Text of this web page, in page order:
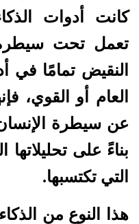
كانت أدوات
تعمل تحت سيطرة
النقيض تمامًا في
العام أو القوي،
عن سيطرة الإنسان،
بناءً على تحليلاتها
التي تكتسبها.
هذا النوع من